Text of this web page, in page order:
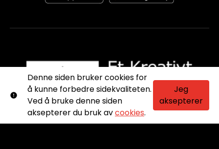
Denne siden bruker cookies for
å kunne forbedre sidekvaliteten.
Ved å bruke denne siden
aksepterer du bruk avcookies.
Jeg
aksepterer